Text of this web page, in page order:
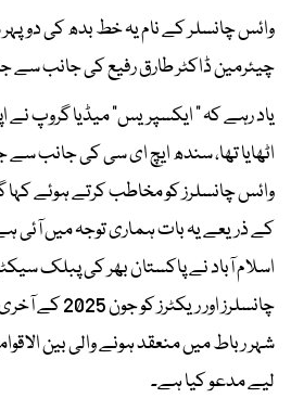
وائس چانسلر کے نام یہ خط بدھ کی
چیئرمین ڈاکٹر طارق رفیع کی جانب سے
یاد رہے کہ " ایکسپریس" میڈیا گروپ نے
اٹھایا تھا، سندھ ایچ ای سی کی جانب
وائس چانسلرز کو مخاطب کرتے ہوئے
کے ذریعے یہ بات ہماری توجہ میں آئی
اسلام آباد نے پاکستان بھر کی پبلک
چانسلرز اور
شہر رباط میں منعقد ہونے والی بین
لیے مدعو کیا ہے۔